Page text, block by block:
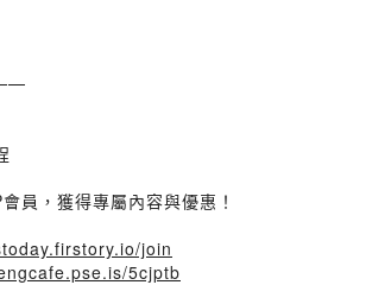
員，獲得專屬內容與優惠！
join
5cjptb